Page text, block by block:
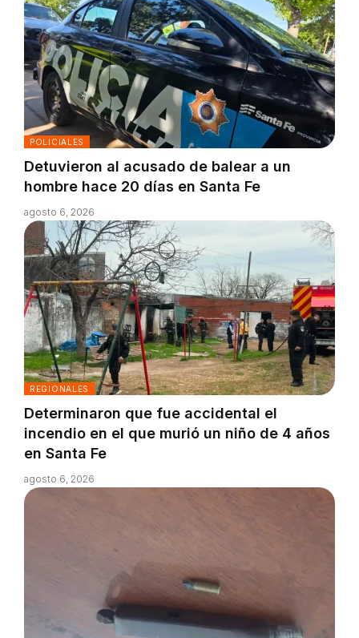
POLICIALES
Detuvieron al acusado de balear a un
hombre hace 20 días en Santa Fe
agosto 6, 2026
REGIONALES
Determinaron que fue accidental el
incendio en el que murió un niño de 4 años
en Santa Fe
agosto 6, 2026